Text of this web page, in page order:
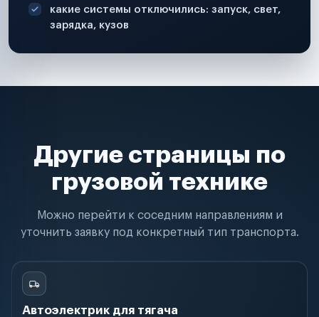
какие системы отключились: запуск, свет,
зарядка, кузов
Другие страницы по
грузовой технике
Можно перейти к соседним направлениям и
уточнить заявку под конкретный тип транспорта.
Автоэлектрик для тягача